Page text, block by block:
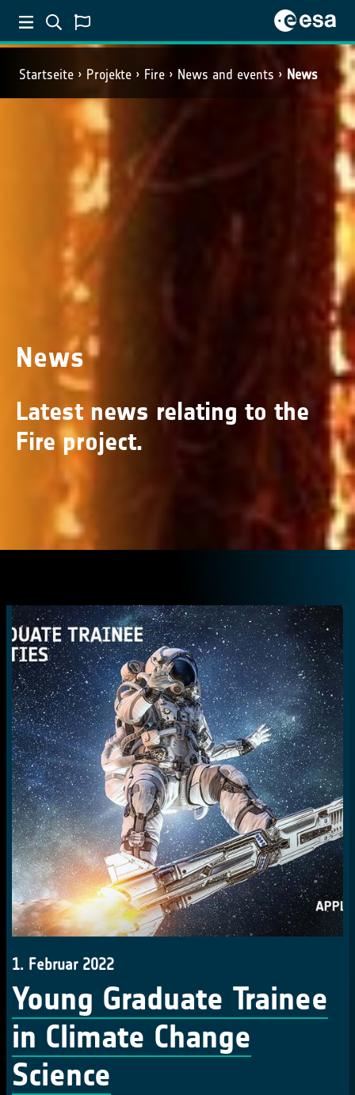
Startseite Projekte Fire News and events News
News
Latest news relating to the
Fire project.
1. Februar 2022
Young Graduate Trainee
in Climate Change
Science